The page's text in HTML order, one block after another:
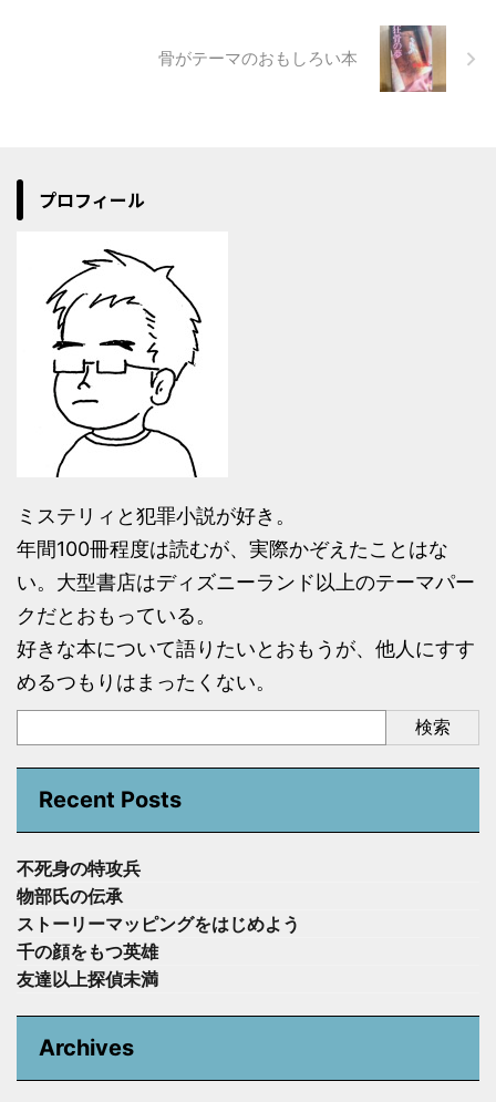
骨がテーマのおもしろい本
プロフィール
ミステリィと犯罪小説が好き。
年間100冊程度は読むが、実際かぞえたことはな
い。大型書店はディズニーランド以上のテーマパー
クだとおもっている。
好きな本について語りたいとおもうが、他人にすす
めるつもりはまったくない。
検索
Recent Posts
不死身の特攻兵
物部氏の伝承
ストーリーマッピングをはじめよう
千の顔をもつ英雄
友達以上探偵未満
Archives